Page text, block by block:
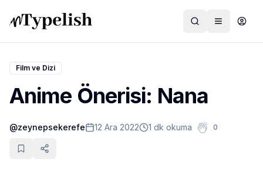
Dünya
Film ve Dizi
Kültür ve Sanat
Film ve Dizi
Anime Önerisi: Nana
@zeynepsekerefe 12 Ara 2022 1 dk okuma 0